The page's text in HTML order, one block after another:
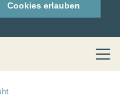
Cookies erlauben